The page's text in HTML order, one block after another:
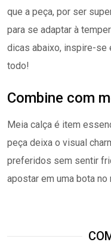
que a peça, por ser
para se adaptar à
dicas abaixo, inspire-se
todo!
Combine com
Meia calça é item
peça deixa o visual
preferidos sem sentir
apostar em uma bota